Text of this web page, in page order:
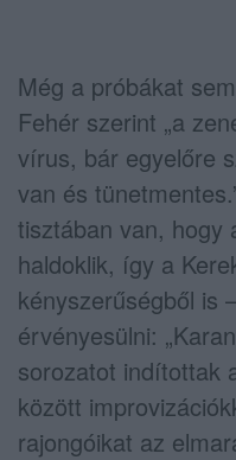
Még a próbákat
Fehér szerint „a
vírus, bár egyelőre
van és
tisztában van, hogy
haldoklik, így a
kényszerűségből is
érvényesülni:
sorozatot indítottak
között
rajongóikat az